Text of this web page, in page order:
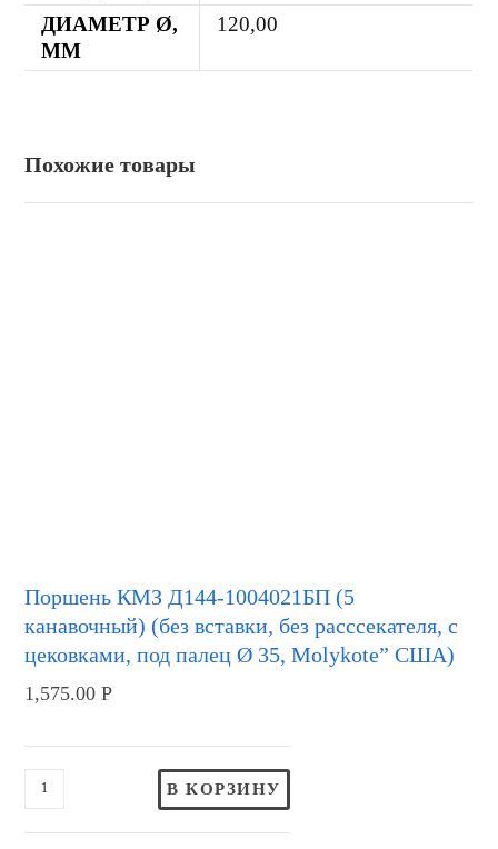
ДИАМЕТР Ø,
ММ
120,00
Похожие товары
Поршень КМЗ Д144-1004021БП (5
канавочный) (без вставки, без расссекателя, с
цековками, под палец Ø 35, Molykote” США)
1,575.00Р
В КОРЗИНУ